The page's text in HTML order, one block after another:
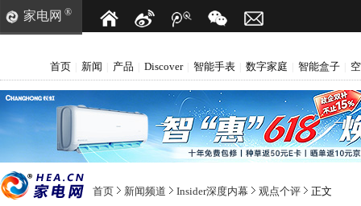
家电网 ®
首页 新闻 产品 Discover 智能手表 数字家庭 智能盒子
首页 新闻频道 Insider深度内幕 观点个评 正文